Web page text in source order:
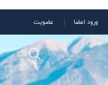
ورود اعضا عضویت